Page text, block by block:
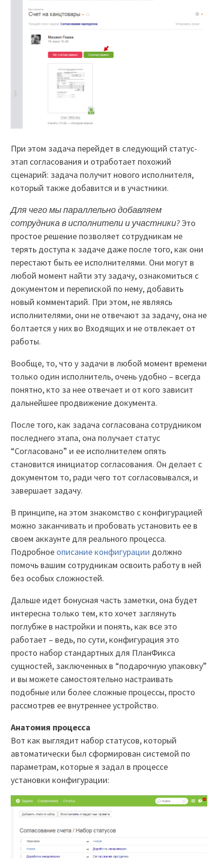
При этом задача перейдет в следующий статус-
этап согласования и отработает похожий
сценарий: задача получит нового исполнителя,
который также добавится и в участники.
Для чего мы параллельно добавляем
сотрудника в исполнители и участники?Это
простое решение позволяет сотрудникам не
терять доступа к задаче даже после того, как они
перестают быть ее исполнителями. Они могут в
любой момент найти эту задачу, ознакомиться с
документом и перепиской по нему, добавить
новый комментарий. При этом, не являясь
исполнителями, они не отвечают за задачу, она не
болтается у них во Входящих и не отвлекает от
работы.
Вообще, то, что у задачи в любой момент времени
только один исполнитель, очень удобно – всегда
понятно, кто за нее отвечает и от кого зависит
дальнейшее продвижение документа.
После того, как задача согласована сотрудником
последнего этапа, она получает статус
“Согласовано” и ее исполнителем опять
становится инициатор согласования. Он делает с
документом то, ради чего тот согласовывался, и
завершает задачу.
В принципе, на этом знакомство с конфигурацией
можно заканчивать и пробовать установить ее в
своем аккаунте для реального процесса.
Подробное описание конфигурации должно
помочь вашим сотрудникам освоить работу в ней
без особых сложностей.
Дальше идет бонусная часть заметки, она будет
интересна только тем, кто хочет заглянуть
поглубже в настройки и понять, как все это
работает – ведь, по сути, конфигурация это
просто набор стандартных для ПланФикса
сущностей, заключенных в “подарочную упаковку”
и вы можете самостоятельно настраивать
подобные или более сложные процессы, просто
рассмотрев ее внутреннее устройство.
Анатомия процесса
Вот как выглядит набор статусов, который
автоматически был сформирован системой по
параметрам, которые я задал в процессе
установки конфигурации: